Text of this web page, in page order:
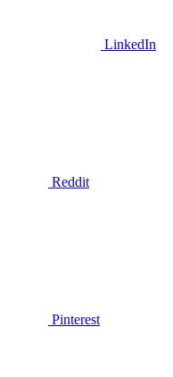
LinkedIn
Reddit
Pinterest